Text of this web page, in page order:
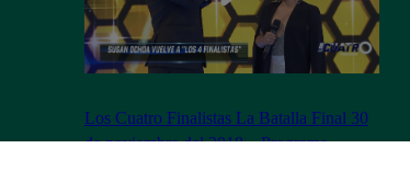
Los Cuatro Finalistas La Batalla Final 30
de noviembre del 2018 – Programa